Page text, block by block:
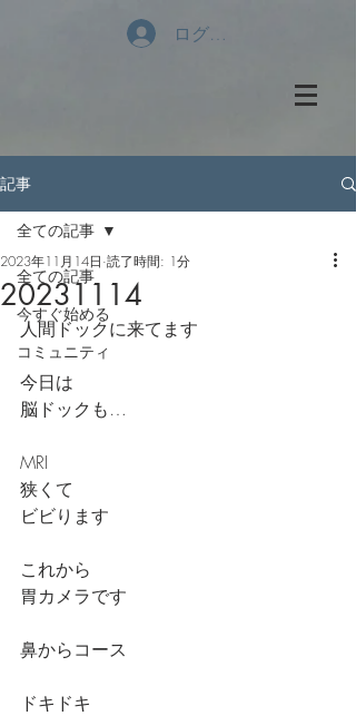
ログイン
記事
全ての記事
今すぐ始める
コミュニティ
全ての記事
20231114
2023年11月14日 読了時間: 1分
人間ドックに来てます
今日は
脳ドックも…
MRI
狭くて
ビビります
これから
胃カメラです
鼻からコース
ドキドキ